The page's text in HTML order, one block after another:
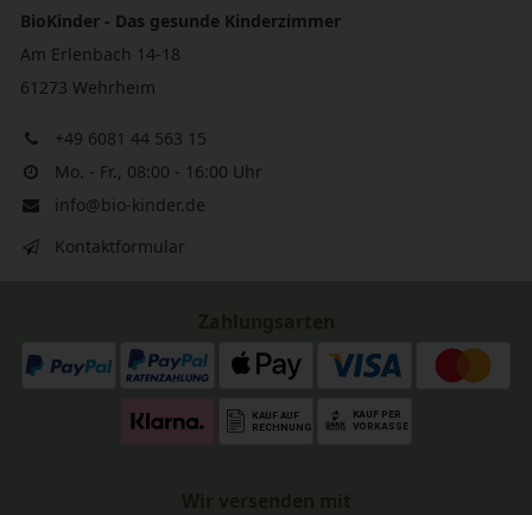
BioKinder - Das gesunde Kinderzimmer
Am Erlenbach 14-18
61273 Wehrheim
+49 6081 44 563 15
Mo. - Fr., 08:00 - 16:00 Uhr
info@bio-kinder.de
Kontaktformular
Zahlungsarten
Wir versenden mit